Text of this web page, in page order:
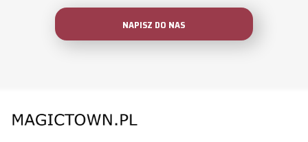
NAPISZ DO NAS